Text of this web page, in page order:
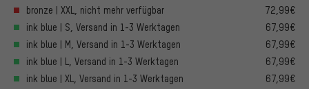
bronze | XXL, nicht mehr verfügbar
72,99€
ink blue | S, Versand in 1-3 Werktagen
67,99€
ink blue | M, Versand in 1-3 Werktagen
67,99€
ink blue | L, Versand in 1-3 Werktagen
67,99€
ink blue | XL, Versand in 1-3 Werktagen
67,99€